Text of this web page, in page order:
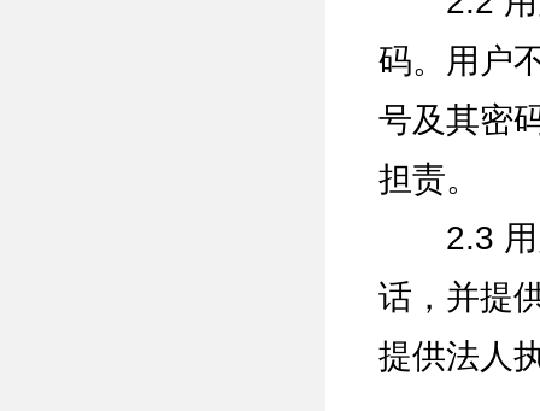
码。用户
号及其密
担责。
2.3 用户
话，并提
提供法人